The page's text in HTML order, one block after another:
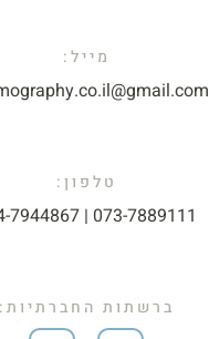
מייל:​
טלפון:
073-7889111 | 054-7944867​
ברשתות החברתיות: